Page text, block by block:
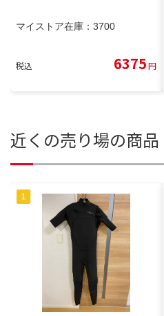
マイストア在庫： 3700
税込 6375円
近くの売り場の商品